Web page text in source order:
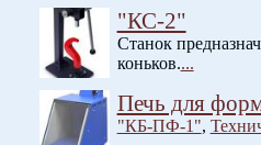
"КС-2"
Станок
коньков....
Печь для
"КБ-ПФ-1",